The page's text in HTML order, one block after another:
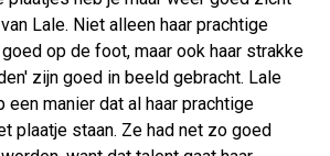
Lale. Niet alleen haar prachtige
op de foot, maar ook haar strakke
zijn goed in beeld gebracht. Lale
manier dat al haar prachtige
plaatje staan. Ze had net zo goed